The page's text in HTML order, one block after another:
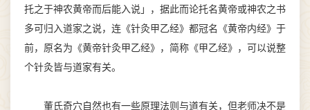
托之于神农黄帝而后能入说」，据此而论托名黄帝或神农之书
多可归入道家之说，连《针灸甲乙经》都冠名《黄帝内经》于
前，原名为《黄帝针灸甲乙经》，简称《甲乙经》，可以说整
个针灸皆与道家有关。
董氏奇穴自然也有一些原理法则与道有关，但老师决不是